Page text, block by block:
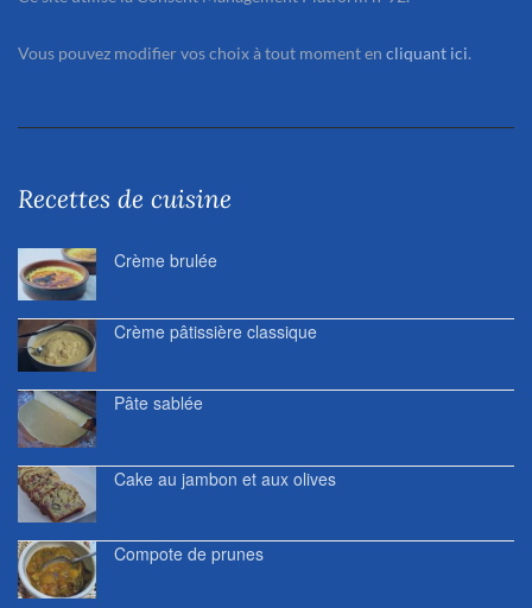
Vous pouvez modifier vos choix à tout moment en cliquant ici.
Recettes de cuisine
Crème brulée
Crème pâtissière classique
Pâte sablée
Cake au jambon et aux olives
Compote de prunes